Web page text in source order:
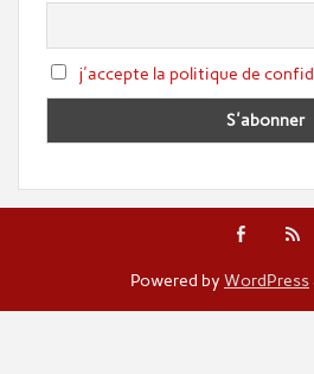
j'accepte la politique de
Powered by WordPress